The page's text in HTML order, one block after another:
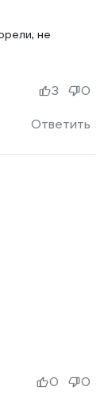
не
Ответить
3 0
0 0